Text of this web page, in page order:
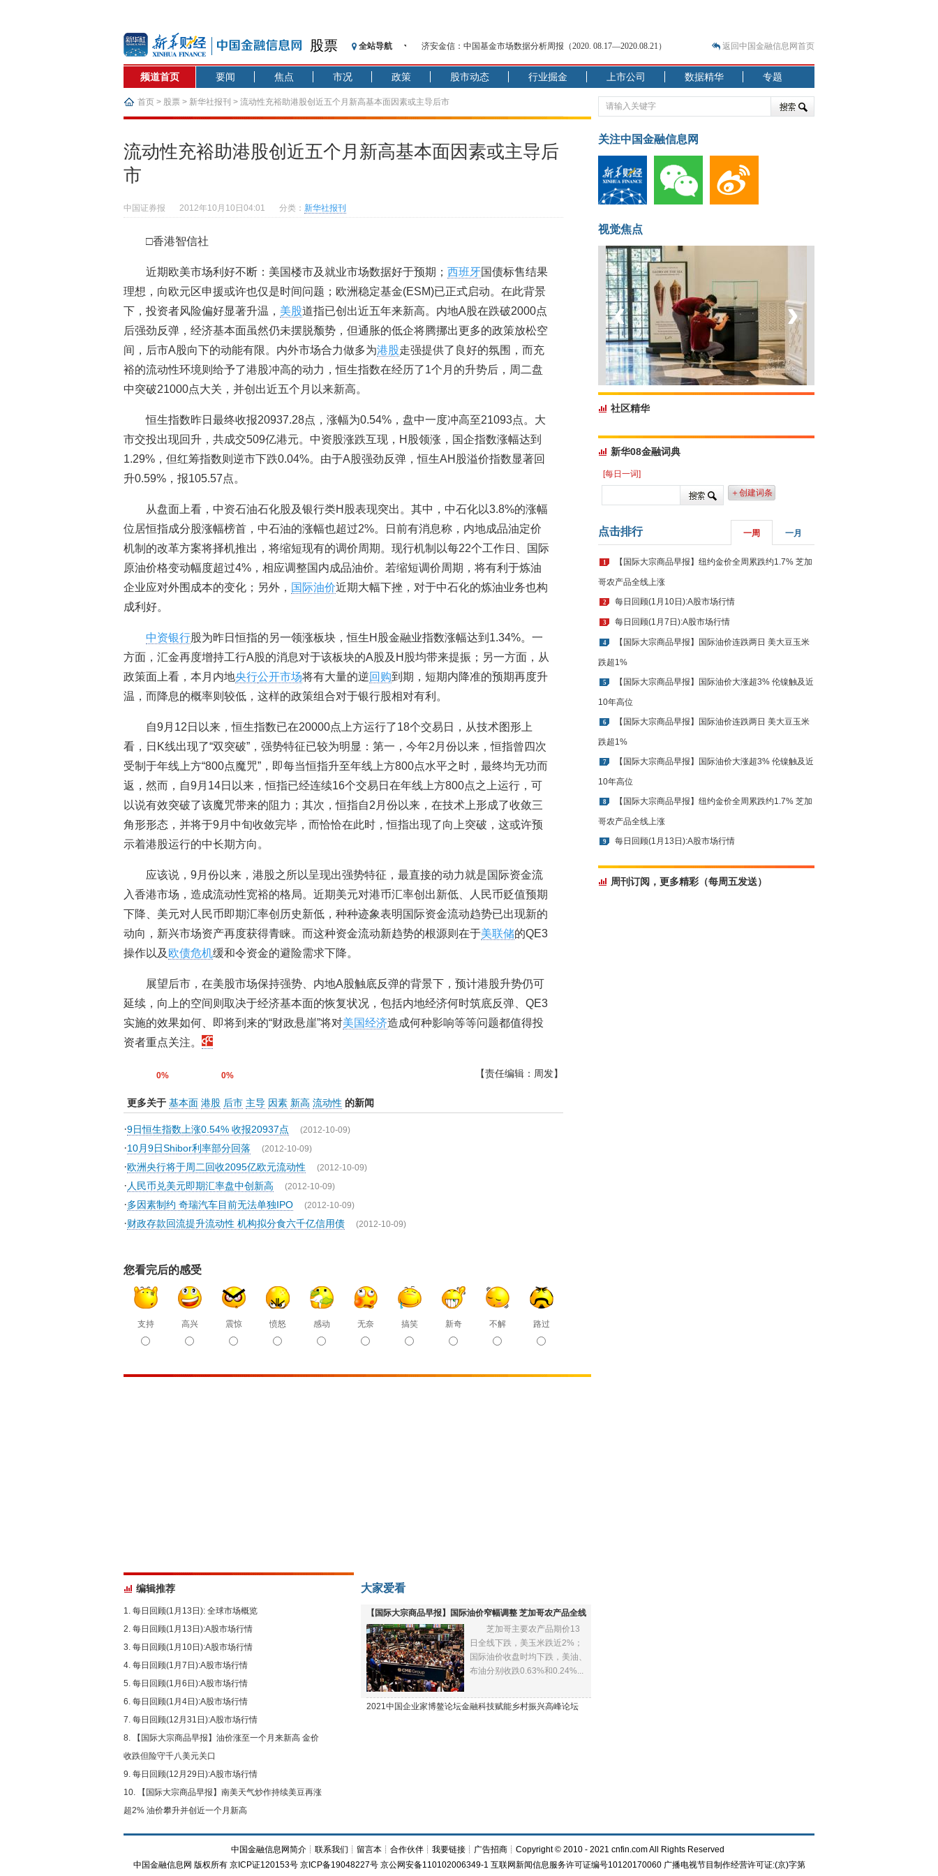
股票 全站导航
济安金信：中国基金市场数据分析周报（2020. 08.17—2020.08.21）
【见·闻】疫情下，新加坡旅游业步履维艰
记者手记：疫情下的香港零售业如何浴火重生？
【见·闻】疫情下一家香港传统零售商的转型突围之旅
济安金信：中国基金市场数据分析周报（2020. 07.27—2020.07.31）
【新华财经调查】同业存单、结构性存款玩起“跷跷板” 结构性失衡藏
在“隐秘的角落”
央行公开市场净投放300亿元 短端资金利率明显下行
基本面及股市双轮冲击 债市回调十年期债表现最弱
恒生聚源：北斗收官之星发射成功，全产业链解析
返回中国金融信息网首页
频道首页 要闻 焦点 市况 政策 股市动态 行业掘金 上市公司 数据精华 专题
首页 > 股票 > 新华社报刊 > 流动性充裕助港股创近五个月新高基本面因素或主导后市
流动性充裕助港股创近五个月新高基本面因素或主导后
市
中国证券报 2012年10月10日04:01 分类： 新华社报刊
□香港智信社
近期欧美市场利好不断：美国楼市及就业市场数据好于预期； 西班牙国债标售结果
理想，向欧元区申援或许也仅是时间问题；欧洲稳定基金(ESM)已正式启动。在此背景
下，投资者风险偏好显著升温， 美股道指已创出近五年来新高。内地A股在跌破2000点
后强劲反弹，经济基本面虽然仍未摆脱颓势，但通胀的低企将腾挪出更多的政策放松空
间，后市A股向下的动能有限。内外市场合力做多为港股走强提供了良好的氛围，而充
裕的流动性环境则给予了港股冲高的动力，恒生指数在经历了1个月的升势后，周二盘
中突破21000点大关，并创出近五个月以来新高。
恒生指数昨日最终收报20937.28点，涨幅为0.54%，盘中一度冲高至21093点。大
市交投出现回升，共成交509亿港元。中资股涨跌互现，H股领涨，国企指数涨幅达到
1.29%，但红筹指数则逆市下跌0.04%。由于A股强劲反弹，恒生AH股溢价指数显著回
升0.59%，报105.57点。
从盘面上看，中资石油石化股及银行类H股表现突出。其中，中石化以3.8%的涨幅
位居恒指成分股涨幅榜首，中石油的涨幅也超过2%。日前有消息称，内地成品油定价
机制的改革方案将择机推出，将缩短现有的调价周期。现行机制以每22个工作日、国际
原油价格变动幅度超过4%，相应调整国内成品油价。若缩短调价周期，将有利于炼油
企业应对外围成本的变化；另外， 国际油价近期大幅下挫，对于中石化的炼油业务也构
成利好。
中资银行股为昨日恒指的另一领涨板块，恒生H股金融业指数涨幅达到1.34%。一
方面，汇金再度增持工行A股的消息对于该板块的A股及H股均带来提振；另一方面，从
政策面上看，本月内地央行公开市场将有大量的逆回购到期，短期内降准的预期再度升
温，而降息的概率则较低，这样的政策组合对于银行股相对有利。
自9月12日以来，恒生指数已在20000点上方运行了18个交易日，从技术图形上
看，日K线出现了“双突破”，强势特征已较为明显：第一，今年2月份以来，恒指曾四次
受制于年线上方“800点魔咒”，即每当恒指升至年线上方800点水平之时，最终均无功而
返，然而，自9月14日以来，恒指已经连续16个交易日在年线上方800点之上运行，可
以说有效突破了该魔咒带来的阻力；其次，恒指自2月份以来，在技术上形成了收敛三
角形形态，并将于9月中旬收敛完毕，而恰恰在此时，恒指出现了向上突破，这或许预
示着港股运行的中长期方向。
应该说，9月份以来，港股之所以呈现出强势特征，最直接的动力就是国际资金流
入香港市场，造成流动性宽裕的格局。近期美元对港币汇率创出新低、人民币贬值预期
下降、美元对人民币即期汇率创历史新低，种种迹象表明国际资金流动趋势已出现新的
动向，新兴市场资产再度获得青睐。而这种资金流动新趋势的根源则在于美联储的QE3
操作以及 欧债危机缓和令资金的避险需求下降。
展望后市，在美股市场保持强势、内地A股触底反弹的背景下，预计港股升势仍可
延续，向上的空间则取决于经济基本面的恢复状况，包括内地经济何时筑底反弹、QE3
实施的效果如何、即将到来的“财政悬崖”将对美国经济造成何种影响等等问题都值得投
资者重点关注。
0% 0% 【责任编辑：周发】
更多关于 基本面 港股 后市 主导 因素 新高 流动性 的新闻
·9日恒生指数上涨0.54% 收报20937点 (2012-10-09)
·10月9日Shibor利率部分回落 (2012-10-09)
·欧洲央行将于周二回收2095亿欧元流动性 (2012-10-09)
· 人民币兑美元即期汇率盘中创新高 (2012-10-09)
·多因素制约 奇瑞汽车目前无法单独IPO (2012-10-09)
·财政存款回流提升流动性 机构拟分食六千亿信用债 (2012-10-09)
您看完后的感受
支持 高兴 震惊 愤怒 感动 无奈 搞笑 新奇 不解 路过
编辑推荐
每日回顾(1月13日): 全球市场概览
每日回顾(1月13日):A股市场行情
每日回顾(1月10日):A股市场行情
每日回顾(1月7日):A股市场行情
每日回顾(1月6日):A股市场行情
每日回顾(1月4日):A股市场行情
每日回顾(12月31日):A股市场行情
【国际大宗商品早报】油价涨至一个月来新高 金价
收跌但险守千八美元关口
每日回顾(12月29日):A股市场行情
【国际大宗商品早报】南美天气炒作持续美豆再涨
超2% 油价攀升并创近一个月新高
大家爱看
【国际大宗商品早报】国际油价窄幅调整 芝加哥农产品全线
下跌
芝加哥主要农产品期价13
日全线下跌，美玉米跌近2%；
国际油价收盘时均下跌，美油、
布油分别收跌0.63%和0.24%...
2021中国企业家博鳌论坛金融科技赋能乡村振兴高峰论坛
关注中国金融信息网
视觉焦点
菲律宾：防疫降级
‹ ›
社区精华
新华08金融词典
[每日一词]
＋创建词条
点击排行 一周 一月
1 【国际大宗商品早报】纽约金价全周累跌约1.7% 芝加
哥农产品全线上涨
2 每日回顾(1月10日):A股市场行情
3 每日回顾(1月7日):A股市场行情
4 【国际大宗商品早报】国际油价连跌两日 美大豆玉米
跌超1%
5 【国际大宗商品早报】国际油价大涨超3% 伦镍触及近
10年高位
6 【国际大宗商品早报】国际油价连跌两日 美大豆玉米
跌超1%
7 【国际大宗商品早报】国际油价大涨超3% 伦镍触及近
10年高位
8 【国际大宗商品早报】纽约金价全周累跌约1.7% 芝加
哥农产品全线上涨
9 每日回顾(1月13日):A股市场行情
周刊订阅，更多精彩（每周五发送）
中国金融信息网简介┊ 联系我们 ┊ 留言本┊ 合作伙伴┊ 我要链接┊ 广告招商┊Copyright © 2010 - 2021 cnfin.com All Rights Reserved
中国金融信息网 版权所有 京ICP证120153号京ICP备19048227号 京公网安备110102006349-1 互联网新闻信息服务许可证编号10120170060 广播电视节目制作经营许可证:(京)字第